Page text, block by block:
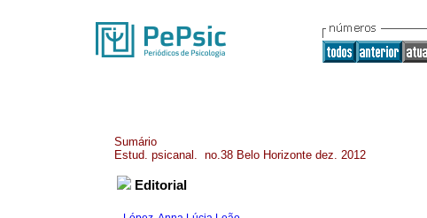
Sumário
Estud. psicanal. no.38 Belo Horizonte dez. 2012
Editorial